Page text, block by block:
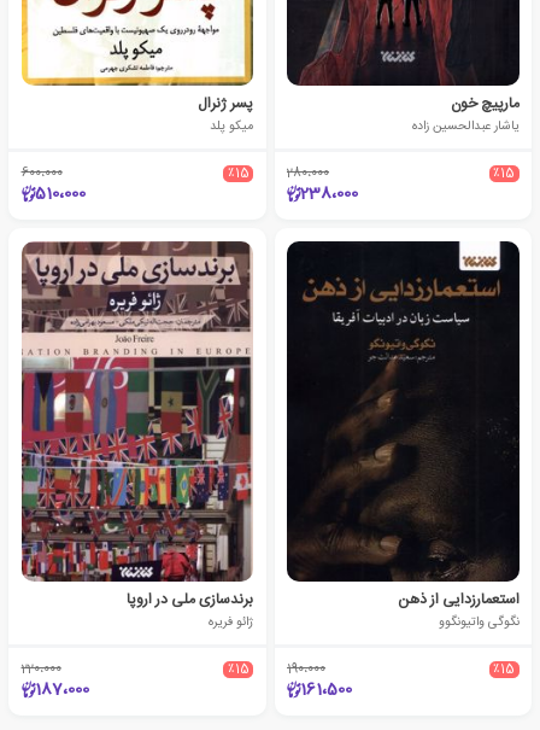
مارپیچ خون
یاشار عبدالحسین زاده
٪15 280،000
238،000
پسر ژنرال
میکو پلد
٪15 600،000
510،000
استعمارزدایی از ذهن
نگوگی واتیونگوو
٪15 190،000
161،500
برندسازی ملی در اروپا
ژائو فریره
٪15 220،000
187،000